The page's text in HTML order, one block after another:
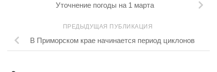
Уточнение погоды на 1 марта
ПРЕДЫДУЩАЯ ПУБЛИКАЦИЯ
В Приморском крае начинается период циклонов